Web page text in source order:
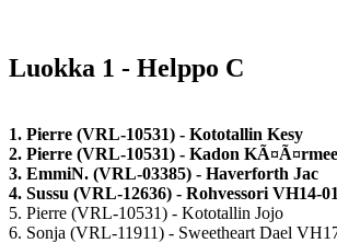
Luokka 1 - Helppo C
1. Pierre (VRL-10531) - Kototallin Kesy
2. Pierre (VRL-10531) - Kadon
3. EmmiN. (VRL-03385) - Haverforth Jac
4. Sussu (VRL-12636) - Rohvessori VH14-
5. Pierre (VRL-10531) - Kototallin Jojo
6. Sonja (VRL-11911) - Sweetheart Dael